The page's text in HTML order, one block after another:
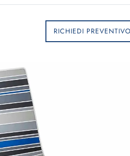
RICHIEDI